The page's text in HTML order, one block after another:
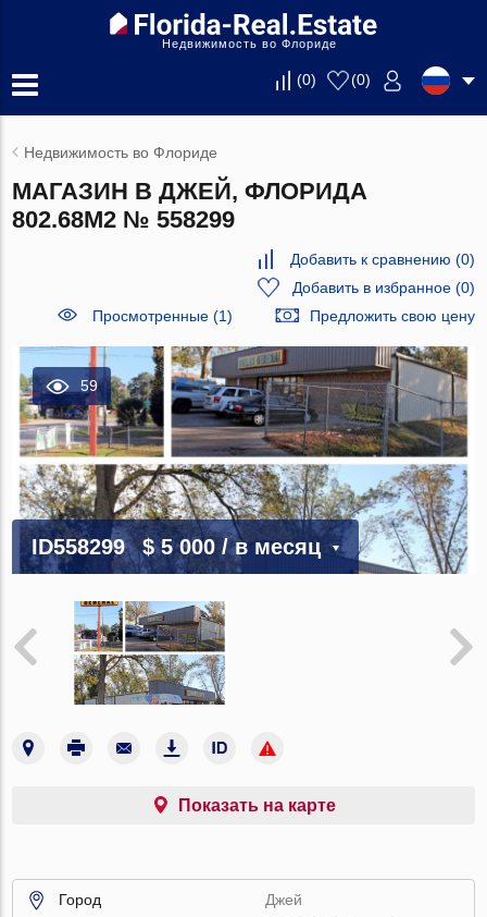
Недвижимость во Флориде
(0) (0)
Недвижимость во Флориде
МАГАЗИН В ДЖЕЙ, ФЛОРИДА
802.68М2 № 558299
Добавить к сравнению (0)
Добавить в избранное(0)
Просмотренные (1)
Предложить свою цену
59
ID558299 $ 5 000/ в месяц
Показать на карте
Город Джей